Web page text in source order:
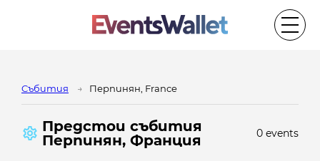
Cъбития Перпинян, France
Предстои cъбития
Перпинян, Франция
0 events